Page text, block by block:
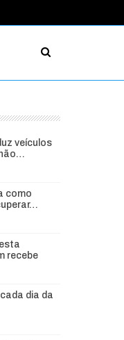
veículos
como
recebe
dia da